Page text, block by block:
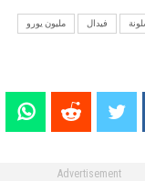
فيدال مليون يورو
Advertisement